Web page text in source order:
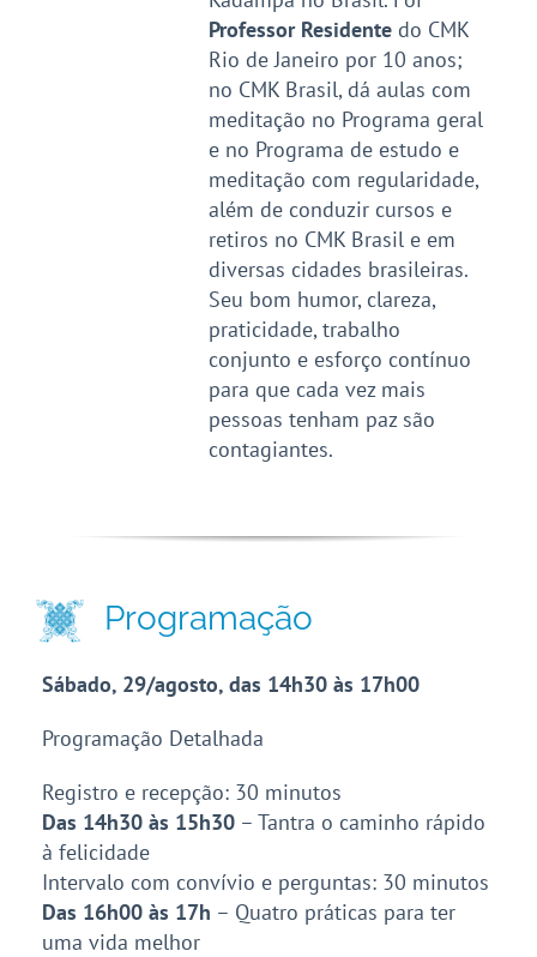
Professor Residente do CMK
Rio de Janeiro por 10 anos;
no CMK Brasil, dá aulas com
meditação no Programa geral
e no Programa de estudo e
meditação com regularidade,
além de conduzir cursos e
retiros no CMK Brasil e em
diversas cidades brasileiras.
Seu bom humor, clareza,
praticidade, trabalho
conjunto e esforço contínuo
para que cada vez mais
pessoas tenham paz são
contagiantes.
Programação
Sábado, 29/agosto, das 14h30 às 17h00
Programação Detalhada
Registro e recepção: 30 minutos
Das 14h30 às 15h30– Tantra o caminho rápido
à felicidade
Intervalo com convívio e perguntas: 30 minutos
Das 16h00 às 17h – Quatro práticas para ter
uma vida melhor